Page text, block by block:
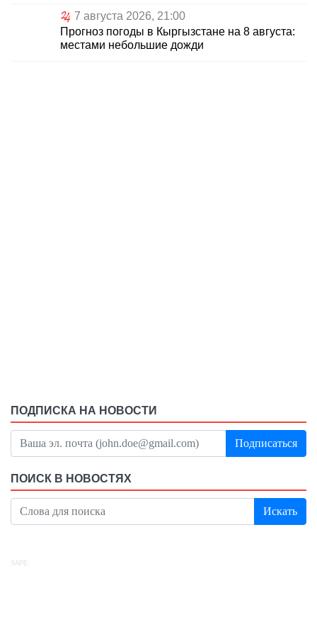
7 августа 2026, 21:00
Прогноз погоды в Кыргызстане на 8 августа:
местами небольшие дожди
ПОДПИСКА НА НОВОСТИ
Подписаться
ПОИСК В НОВОСТЯХ
Искать
SAPE: